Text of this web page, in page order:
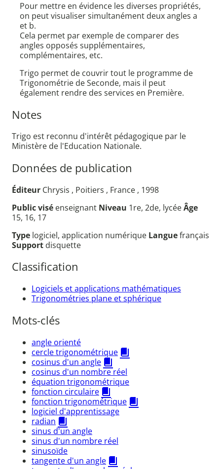
Pour mettre en évidence les diverses propriétés,
on peut visualiser simultanément deux angles a
et b.
Cela permet par exemple de comparer des
angles opposés supplémentaires,
complémentaires, etc.
Trigo permet de couvrir tout le programme de
Trigonométrie de Seconde, mais il peut
également rendre des services en Première.
Notes
Trigo est reconnu d'intérêt pédagogique par le
Ministère de l'Education Nationale.
Données de publication
Éditeur Chrysis , Poitiers , France , 1998
Public visé enseignant Niveau 1re, 2de, lycéeÂge
15, 16, 17
Type logiciel, application numérique Languefrançais
Support disquette
Classification
Logiciels et applications mathématiques
Trigonométries plane et sphérique
Mots-clés
angle orienté
cercle trigonométrique
cosinus d'un angle
cosinus d'un nombre réel
équation trigonométrique
fonction circulaire
fonction trigonométrique
logiciel d'apprentissage
radian
sinus d'un angle
sinus d'un nombre réel
sinusoïde
tangente d'un angle